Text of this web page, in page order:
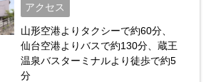
アクセス
山形空港よりタクシーで約60分、
仙台空港よりバスで約130分、蔵王
温泉バスターミナルより徒歩で約5
分